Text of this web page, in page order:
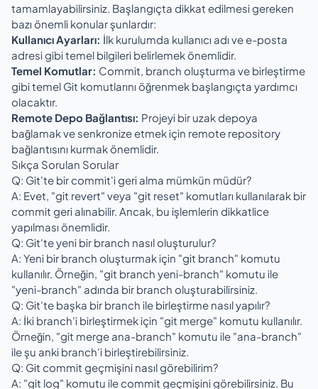
tamamlayabilirsiniz. Başlangıçta dikkat edilmesi gereken
bazı önemli konular şunlardır:
Kullanıcı Ayarları: İlk kurulumda kullanıcı adı ve e-posta
adresi gibi temel bilgileri belirlemek önemlidir.
Temel Komutlar: Commit, branch oluşturma ve birleştirme
gibi temel Git komutlarını öğrenmek başlangıçta yardımcı
olacaktır.
Remote Depo Bağlantısı: Projeyi bir uzak depoya
bağlamak ve senkronize etmek için remote repository
bağlantısını kurmak önemlidir.
Sıkça Sorulan Sorular
Q: Git'te bir commit'i geri alma mümkün müdür?
A: Evet, "git revert" veya "git reset" komutları kullanılarak bir
commit geri alınabilir. Ancak, bu işlemlerin dikkatlice
yapılması önemlidir.
Q: Git'te yeni bir branch nasıl oluşturulur?
A: Yeni bir branch oluşturmak için "git branch" komutu
kullanılır. Örneğin, "git branch yeni-branch" komutu ile
"yeni-branch" adında bir branch oluşturabilirsiniz.
Q: Git'te başka bir branch ile birleştirme nasıl yapılır?
A: İki branch'i birleştirmek için "git merge" komutu kullanılır.
Örneğin, "git merge ana-branch" komutu ile "ana-branch"
ile şu anki branch'i birleştirebilirsiniz.
Q: Git commit geçmişini nasıl görebilirim?
A: "git log" komutu ile commit geçmişini görebilirsiniz. Bu